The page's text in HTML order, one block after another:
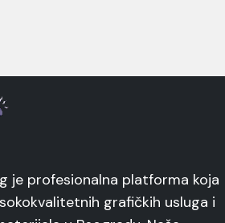
je profesionalna platforma koja
grafičkih usluga i